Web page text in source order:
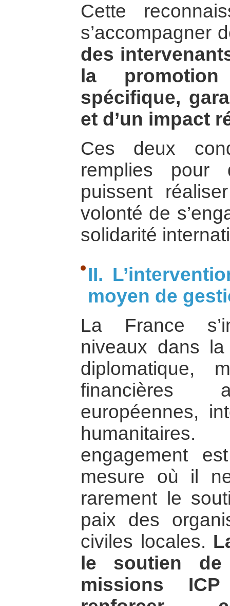
Cette
s’accompagner
des
la
spécifique,
et d’un impact
Ces deux
remplies pour
puissent
volonté de
solidarité
II.
moyen de
La France
niveaux dans
diplomatique,
financières
européennes,
engagement
mesure où il
rarement le
paix des
civiles locales.
le soutien
missions